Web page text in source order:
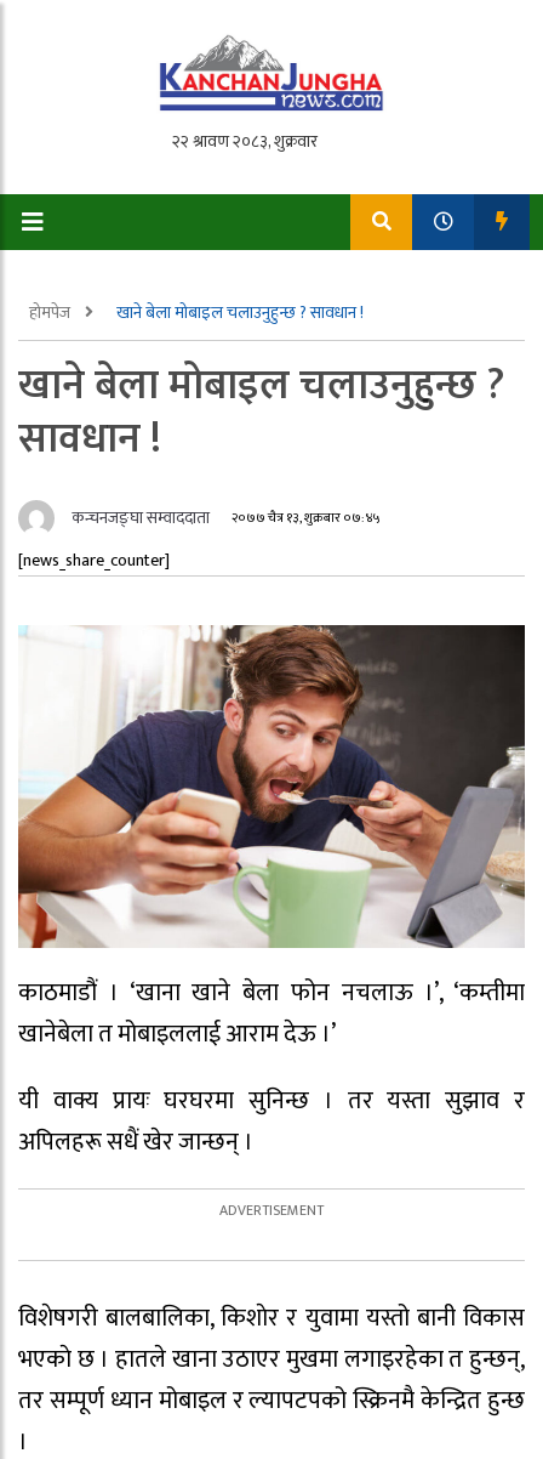
होमपेज खाने बेला मोबाइल चलाउनुहुन्छ ? सावधान !
खाने बेला मोबाइल चलाउनुहुन्छ ?
सावधान !
कन्चनजङ्घा सम्वाददाता २०७७ चैत्र १३, शुक्रबार ०७:४५
[news_share_counter]
काठमाडौं । ‘खाना खाने बेला फोन नचलाऊ ।’, ‘कम्तीमा
खानेबेला त मोबाइललाई आराम देऊ ।’
यी वाक्य प्रायः घरघरमा सुनिन्छ । तर यस्ता सुझाव र
अपिलहरू सधैं खेर जान्छन् ।
विशेषगरी बालबालिका, किशाेर र युवामा यस्तो बानी विकास
भएकाे छ । हातले खाना उठाएर मुखमा लगाइरहेका त हुन्छन्,
तर सम्पूर्ण ध्यान मोबाइल र ल्यापटपको स्क्रिनमै केन्द्रित हुन्छ
।